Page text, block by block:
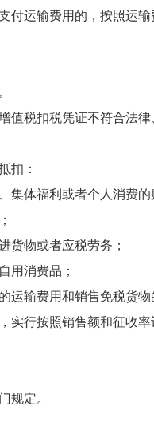
运输费用的，按照运输
扣税凭证不符合法律
扣：
体福利或者个人消费的
物或者应税劳务；
消费品；
输费用和销售免税货物
按照销售额和征收率
定。